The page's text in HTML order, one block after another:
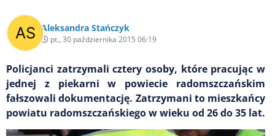
Aleksandra Stańczyk
pt., 30 października 2015 06:19
Policjanci zatrzymali cztery osoby, które pracując w
jednej z piekarni w powiecie radomszczańskim
fałszowali dokumentację. Zatrzymani to mieszkańcy
powiatu radomszczańskiego w wieku od 26 do 35 lat.